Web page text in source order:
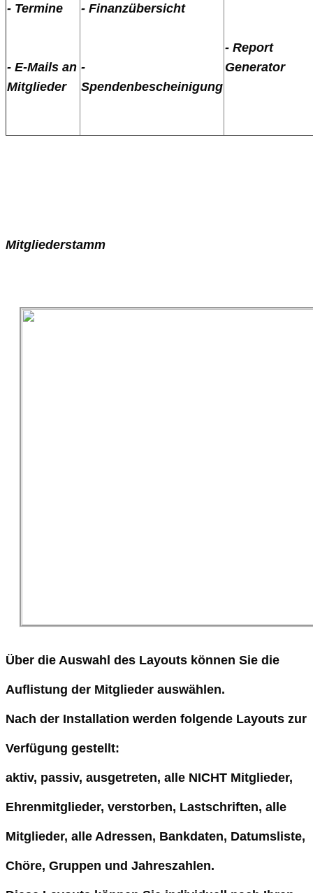
- Termine
- E-Mails an
Mitglieder
- Finanzübersicht
-
Spendenbescheinigung
- Report
Generator
Mitgliederstamm
Über die Auswahl des Layouts können Sie die
Auflistung der Mitglieder auswählen.
Nach der Installation werden folgende Layouts zur
Verfügung gestellt:
aktiv, passiv, ausgetreten, alle NICHT Mitglieder,
Ehrenmitglieder, verstorben, Lastschriften, alle
Mitglieder, alle Adressen, Bankdaten, Datumsliste,
Chöre, Gruppen und Jahreszahlen.